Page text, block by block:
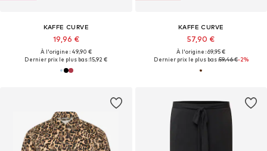
KAFFE CURVE
19,96 €
À l'origine : 49,90 €
Dernier prix le plus bas :15,92 €
KAFFE CURVE
57,90 €
À l'origine : 69,95 €
Dernier prix le plus bas :59,46 €-2%